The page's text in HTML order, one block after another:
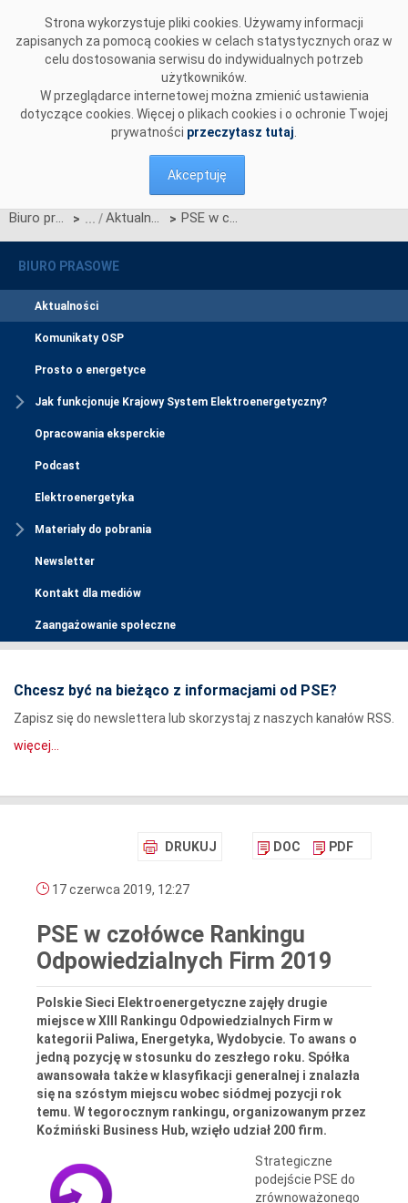
Strona wykorzystuje pliki cookies. Używamy informacji
zapisanych za pomocą cookies w celach statystycznych oraz w
celu dostosowania serwisu do indywidualnych potrzeb
użytkowników.
W przeglądarce internetowej można zmienić ustawienia
dotyczące cookies. Więcej o plikach cookies i o ochronie Twojej
prywatności przeczytasz tutaj
Akceptuję
Biuro prasowe > Aktualności > PSE w czołówce Rankingu Odpowiedzialnych Firm 2019
BIURO PRASOWE
Aktualności
Komunikaty OSP
Prosto o energetyce
Jak funkcjonuje Krajowy System Elektroenergetyczny?
Opracowania eksperckie
Podcast
Elektroenergetyka
Materiały do pobrania
Newsletter
Kontakt dla mediów
Zaangażowanie społeczne
Chcesz być na bieżąco z informacjami od PSE?
Zapisz się do newslettera lub skorzystaj z naszych kanałów RSS.
więcej...
DRUKUJ DOC PDF
17 czerwca 2019, 12:27
PSE w czołówce Rankingu
Odpowiedzialnych Firm 2019
Polskie Sieci Elektroenergetyczne zajęły drugie
miejsce w XIII Rankingu Odpowiedzialnych Firm w
kategorii Paliwa, Energetyka, Wydobycie. To awans o
jedną pozycję w stosunku do zeszłego roku. Spółka
awansowała także w klasyfikacji generalnej i znalazła
się na szóstym miejscu wobec siódmej pozycji rok
temu. W tegorocznym rankingu, organizowanym przez
Koźmiński Business Hub, wzięło udział 200 firm.
Strategiczne
podejście PSE do
zrównoważonego